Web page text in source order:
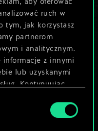
aby oferować
ruch w
tym, jak korzystasz
partnerom
i analitycznym.
informacje z innymi
lub uzyskanymi
Kontynuując
strategię